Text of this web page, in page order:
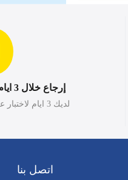
إرجاع خلال 3 ايام بدون فتح الكارتون
لديك 3 ايام لاختبار عملية الشراء الخاصة بك
اتصل بنا